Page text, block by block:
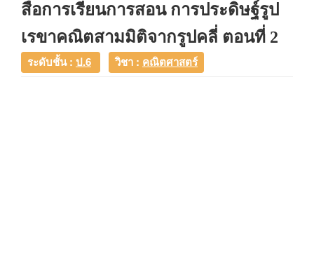
สื่อการเรียนการสอน การประดิษฐ์รูป
เรขาคณิตสามมิติจากรูปคลี่ ตอนที่ 2
ระดับชั้น : ป.6 วิชา : คณิตศาสตร์